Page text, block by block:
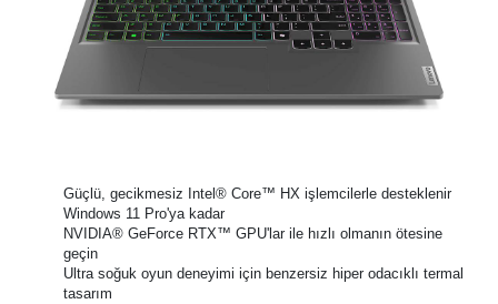
Güçlü, gecikmesiz Intel® Core™ HX işlemcilerle desteklenir
Windows 11 Pro'ya kadar
NVIDIA® GeForce RTX™ GPU'lar ile hızlı olmanın ötesine
geçin
Ultra soğuk oyun deneyimi için benzersiz hiper odacıklı termal
tasarım